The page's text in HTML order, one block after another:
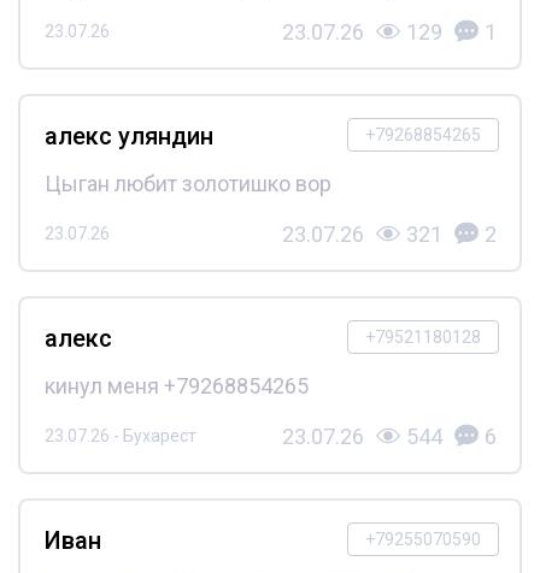
23.07.26 23.07.26 129 1
+79268854265
алекс уляндин
Цыган любит золотишко вор
23.07.26 23.07.26 321 2
+79521180128
алекс
кинул меня +79268854265
23.07.26 - Бухарест 23.07.26 544 6
+79255070590
Иван